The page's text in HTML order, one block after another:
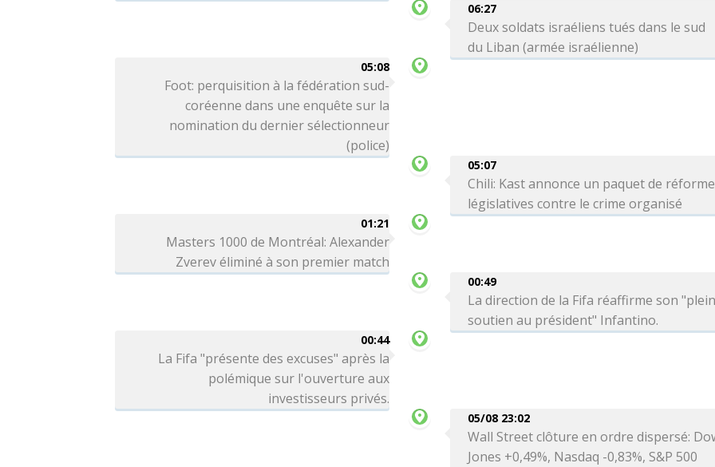
06:27
Deux soldats israéliens tués dans le sud
du Liban (armée israélienne)
05:08
Foot: perquisition à la fédération sud-
coréenne dans une enquête sur la
nomination du dernier sélectionneur
(police)
05:07
Chili: Kast annonce un paquet de
législatives contre le crime organisé
01:21
Masters 1000 de Montréal: Alexander
Zverev éliminé à son premier match
00:49
La direction de la Fifa réaffirme son
soutien au président" Infantino.
00:44
La Fifa "présente des excuses" après la
polémique sur l'ouverture aux
investisseurs privés.
05/08 23:02
Wall Street clôture en ordre dispersé:
Jones +0,49%, Nasdaq -0,83%, S&P 500